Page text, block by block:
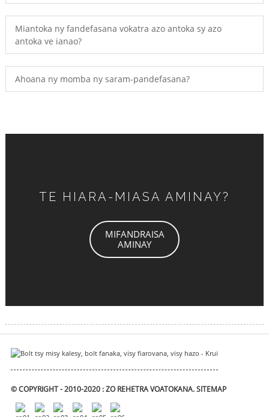
Miantoka ny fandefasana vokatra azo antoka sy azo
antoka ve ianao?
Ahoana ny momba ny saram-pandefasana?
TE HIARA-MIASA AMINAY?
MIFANDRAISA
AMINAY
© COPYRIGHT - 2010-2020 : ZO REHETRA VOATOKANA. SITEMAP